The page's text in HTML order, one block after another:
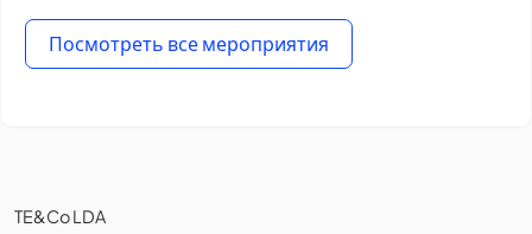
Посмотреть все мероприятия
TE&Co LDA